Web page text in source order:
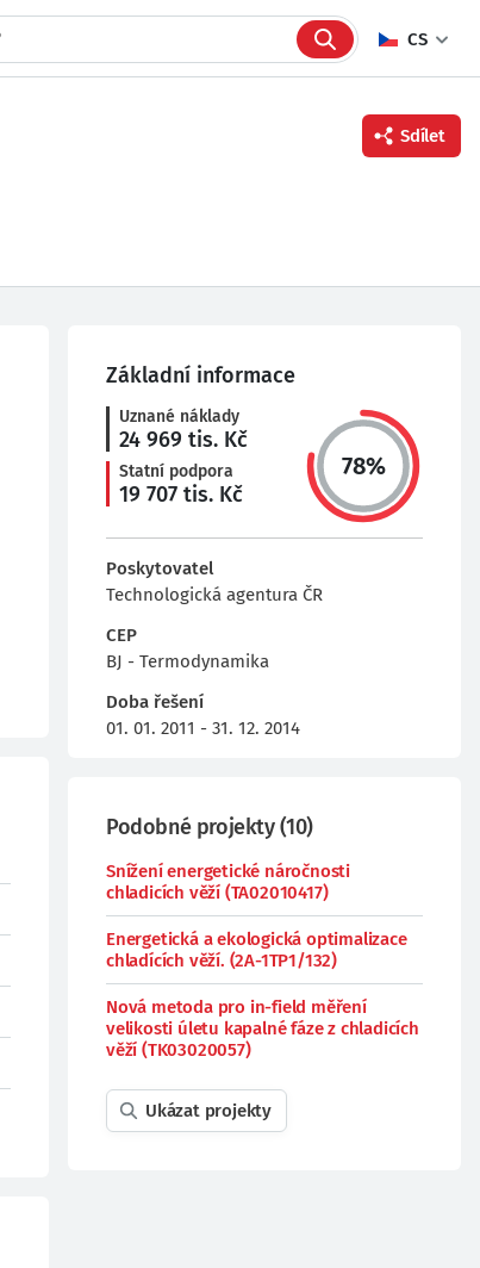
CS
Twitter
Sdílet
Základní informace
Uznané náklady
24 969 tis. Kč
Statní podpora
19 707 tis. Kč
78%
Poskytovatel
Technologická agentura ČR
CEP
BJ - Termodynamika
Doba řešení
01. 01. 2011 - 31. 12. 2014
Podobné projekty(10)
Snížení energetické náročnosti
chladicích věží (TA02010417)
Energetická a ekologická optimalizace
chladících věží. (2A-1TP1/132)
Nová metoda pro in-field měření
velikosti úletu kapalné fáze z chladicích
věží (TK03020057)
Ukázat projekty